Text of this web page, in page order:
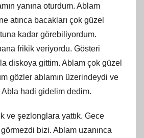
yanına oturdum. Ablam
atınca bacakları çok güzel
kadar görebiliyordum.
frikik veriyordu. Gösteri
diskoya gittim. Ablam çok güzel
gözler ablamın üzerindeydi ve
Abla hadi gidelim dedim.
ve şezlonglara yattık. Gece
bizi. Ablam uzanınca